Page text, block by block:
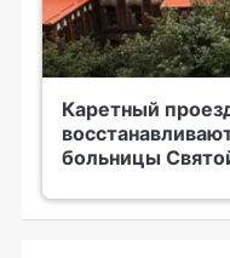
Каретный
больницы